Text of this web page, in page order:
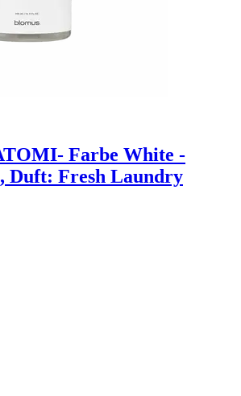
Farbe White -
Duft: Fresh Laundry